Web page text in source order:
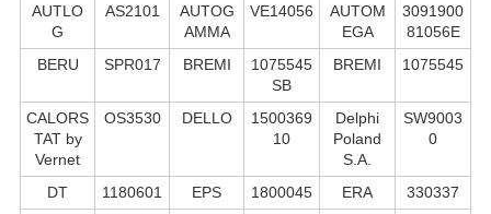
AUTLO
G
AS2101
AUTOG
AMMA
VE14056
AUTOM
EGA
3091900
81056E
BERU
SPR017 BREMI
1075545
SB
BREMI 1075545
CALORS
TAT by
Vernet
OS3530 DELLO
1500369
10
Delphi
Poland
S.А.
SW9003
0
DT 1180601 EPS 1800045 ERA
330337